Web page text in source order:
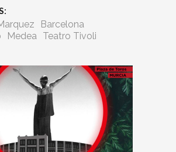
Barcelona
Medea Teatro Tivoli